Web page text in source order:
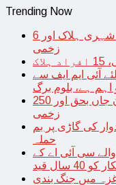
Trending Now
اسرائیل میں میزائل لگنے سے بھارتی شہری ہلاک اور 6
زخمی
آئی ایم ایف سے
اہم ہے، بلوم برگ
بھارت میں مدرسہ مسمار؛ 4 مسلمان جاں بحق اور 250
زخمی
کی گاڑی پر بم
حملہ
سی آئی اے کے
سال قید
میں جنگ بندی